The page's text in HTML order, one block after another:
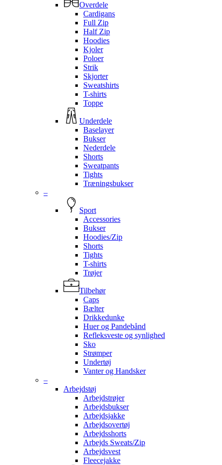
Overdele
Cardigans
Full Zip
Half Zip
Hoodies
Kjoler
Poloer
Strik
Skjorter
Sweatshirts
T-shirts
Toppe
Underdele
Baselayer
Bukser
Nederdele
Shorts
Sweatpants
Tights
Træningsbukser
–
Sport
Accessories
Bukser
Hoodies/Zip
Shorts
Tights
T-shirts
Trøjer
Tilbehør
Caps
Bælter
Drikkedunke
Huer og Pandebånd
Refleksveste og synlighed
Sko
Strømper
Undertøj
Vanter og Handsker
–
Arbejdstøj
Arbejdstrøjer
Arbejdsbukser
Arbejdsjakke
Arbejdsovertøj
Arbejdsshorts
Arbejds Sweats/Zip
Arbejdsvest
Fleecejakke